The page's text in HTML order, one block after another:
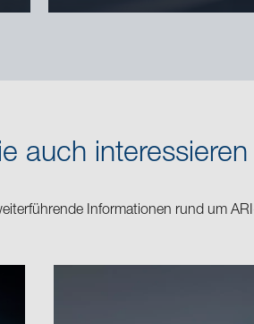
auch interessieren
Informationen rund um